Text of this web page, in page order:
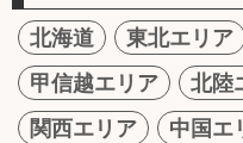
北海道 東北エリア
甲信越エリア
北陸
関西エリア
中国エ